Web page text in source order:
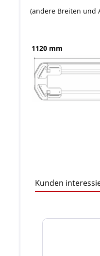
(andere Breiten und
1120 mm
Kunden